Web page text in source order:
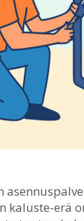
kaluste-erä